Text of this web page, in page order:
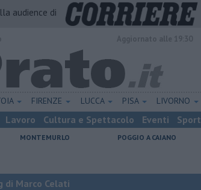
audience di
FIRENZE LUCCA PISA LIVORNO
Lavoro Cultura e Spettacolo Eventi Sport
MONTEMURLO POGGIO A CAIANO
di Marco Celati